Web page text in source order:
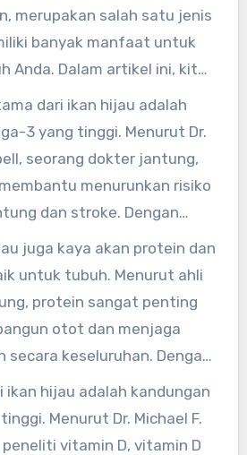
merupakan salah satu jenis
banyak manfaat untuk
Anda. Dalam artikel ini, kita
manfaat ikan hijau untuk
tubuh Anda.
dari ikan hijau adalah
3 yang tinggi. Menurut Dr.
seorang dokter jantung,
menurunkan risiko
dan stroke. Dengan
hijau secara rutin, Anda bisa
jantung dan pembuluh
darah Anda.
juga kaya akan protein dan
untuk tubuh. Menurut ahli
protein sangat penting
otot dan menjaga
secara keseluruhan. Dengan
ikan hijau, Anda bisa
protein yang cukup
tubuh Anda.
ikan hijau adalah kandungan
Menurut Dr. Michael F.
peneliti vitamin D, vitamin D